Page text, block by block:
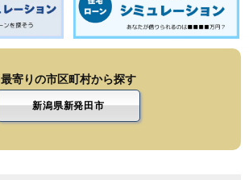
最寄りの市区町村から探す
新潟県新発田市